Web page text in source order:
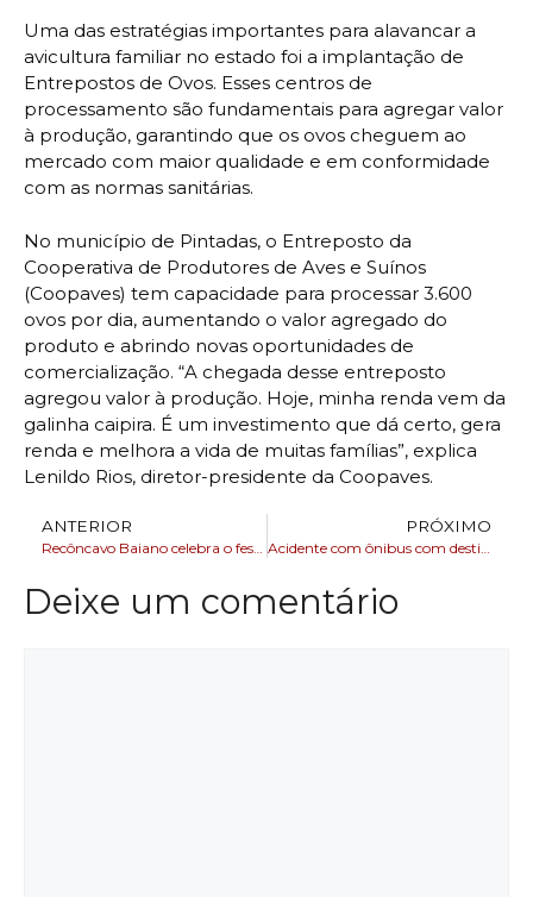
Uma das estratégias importantes para alavancar a
avicultura familiar no estado foi a implantação de
Entrepostos de Ovos. Esses centros de
processamento são fundamentais para agregar valor
à produção, garantindo que os ovos cheguem ao
mercado com maior qualidade e em conformidade
com as normas sanitárias.
No município de Pintadas, o Entreposto da
Cooperativa de Produtores de Aves e Suínos
(Coopaves) tem capacidade para processar 3.600
ovos por dia, aumentando o valor agregado do
produto e abrindo novas oportunidades de
comercialização. “A chegada desse entreposto
agregou valor à produção. Hoje, minha renda vem da
galinha caipira. É um investimento que dá certo, gera
renda e melhora a vida de muitas famílias”, explica
Lenildo Rios, diretor-presidente da Coopaves.
ANTERIOR PRÓXIMO
Deixe um comentário